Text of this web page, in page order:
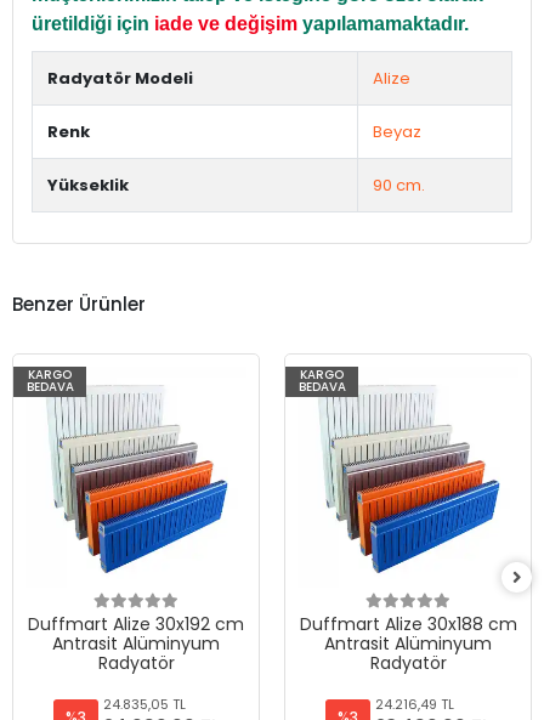
üretildiği için iade ve değişim yapılamamaktadır.
Radyatör Modeli Alize
Renk Beyaz
Yükseklik 90 cm.
Benzer Ürünler
KARGO
BEDAVA
Duffmart Alize 30x192 cm
Antrasit Alüminyum
Radyatör
24.835,05 TL
KARGO
BEDAVA
Duffmart Alize 30x188 cm
Antrasit Alüminyum
Radyatör
24.216,49 TL